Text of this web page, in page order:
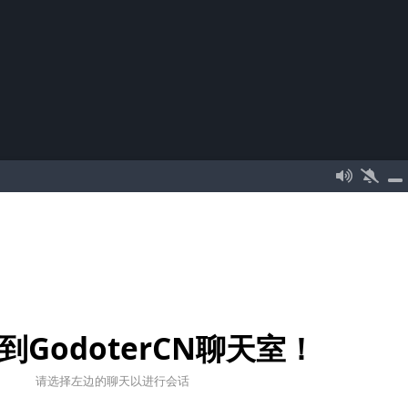
GodoterCN聊天室！
请选择左边的聊天以进行会话